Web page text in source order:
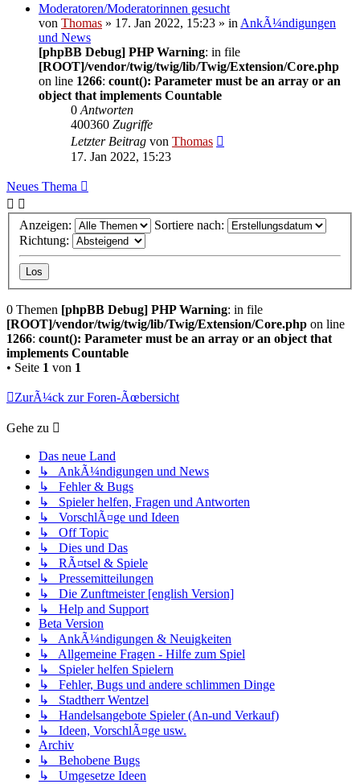
Moderatoren/Moderatorinnen gesucht
von Thomas » 17. Jan 2022, 15:23 » in AnkÃ¼ndigungen
und News
[phpBB Debug] PHP Warning: in file
[ROOT]/vendor/twig/twig/lib/Twig/Extension/Core.php
on line 1266: count(): Parameter must be an array or an
object that implements Countable
0 Antworten
400360 Zugriffe
Letzter Beitrag von Thomas
17. Jan 2022, 15:23
Neues Thema
Anzeigen:
Sortiere nach:
Richtung:
0 Themen [phpBB Debug] PHP Warning: in file
[ROOT]/vendor/twig/twig/lib/Twig/Extension/Core.php on line
1266: count(): Parameter must be an array or an object that
implements Countable
• Seite 1 von 1
ZurÃ¼ck zur Foren-Ãœbersicht
Gehe zu
Das neue Land
↳ AnkÃ¼ndigungen und News
↳ Fehler & Bugs
↳ Spieler helfen, Fragen und Antworten
↳ VorschlÃ¤ge und Ideen
↳ Off Topic
↳ Dies und Das
↳ RÃ¤tsel & Spiele
↳ Pressemitteilungen
↳ Die Zunftmeister [english Version]
↳ Help and Support
Beta Version
↳ AnkÃ¼ndigungen & Neuigkeiten
↳ Allgemeine Fragen - Hilfe zum Spiel
↳ Spieler helfen Spielern
↳ Fehler, Bugs und andere schlimmen Dinge
↳ Stadtherr Wentzel
↳ Handelsangebote Spieler (An-und Verkauf)
↳ Ideen, VorschlÃ¤ge usw.
Archiv
↳ Behobene Bugs
↳ Umgesetze Ideen